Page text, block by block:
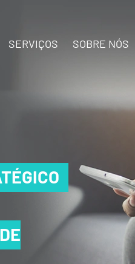
SERVIÇOS SOBRE NÓS